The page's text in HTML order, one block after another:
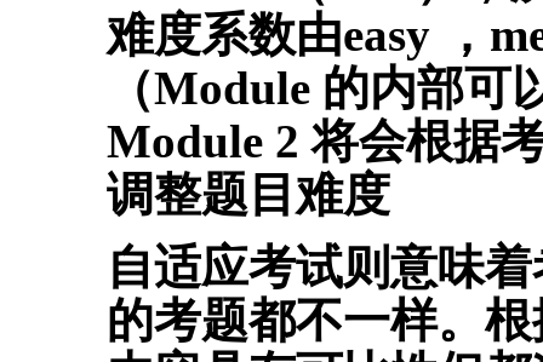
难度系数由easy ，
（Module 的内部
Module 2 将会根据
调整题目难度
自适应考试则意味
的考题都不一样。